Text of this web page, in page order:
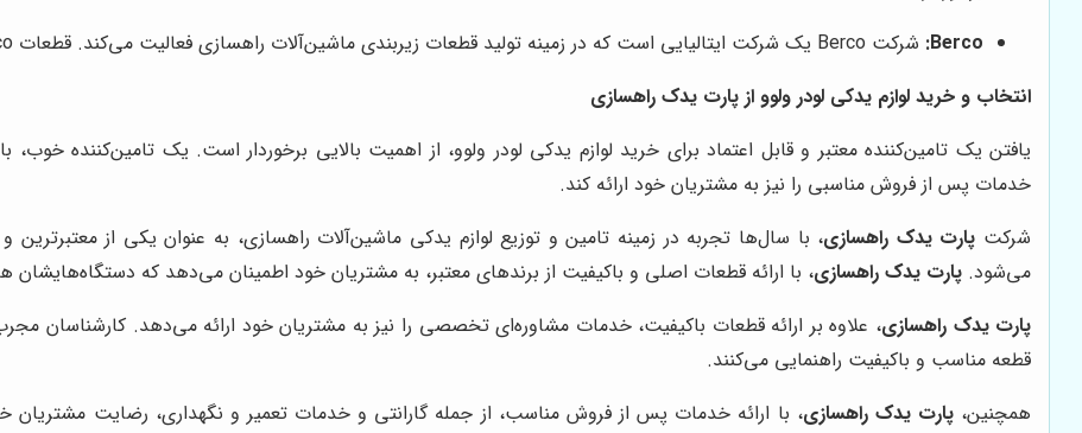
Berco: شرکت Berco یک شرکت ایتالیایی است که در زمینه تولید قطعات زیربندی ماشین‌آلات راهسازی فعالیت می‌کند. قطعات Berco از کیفیت و مقاومت بالایی برخوردارند.
انتخاب و خرید لوازم یدکی لودر ولوو از پارت یدک راهسازی
یافتن یک تامین‌کننده معتبر و قابل اعتماد برای خرید لوازم یدکی لودر ولوو، از اهمیت بالایی برخوردار است. یک تامین‌کننده
خدمات پس از فروش مناسبی را نیز به مشتریان خود ارائه کند.
شرکت پارت یدک راهسازی، با سال‌ها تجربه در زمینه تامین و توزیع لوازم یدکی ماشین‌آلات راهسازی، به عنوان یکی از معتبرترین
می‌شود. پارت یدک راهسازی، با ارائه قطعات اصلی و باکیفیت از برندهای معتبر، به مشتریان خود اطمینان می‌دهد که دستگاه‌هایشان
پارت یدک راهسازی، علاوه بر ارائه قطعات باکیفیت، خدمات مشاوره‌ای تخصصی را نیز به مشتریان خود ارائه می‌دهد. کارشناسان
قطعه مناسب و باکیفیت راهنمایی می‌کنند.
همچنین،پارت یدک راهسازی، با ارائه خدمات پس از فروش مناسب، از جمله گارانتی و خدمات تعمیر و نگهداری، رضایت